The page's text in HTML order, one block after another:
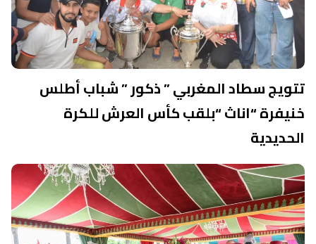
تتويج سطاد المغربي ” ذكور ” شباب أطلس
خنيفرة “اناث “بلقب كأس العرش للكرة
الحديدية